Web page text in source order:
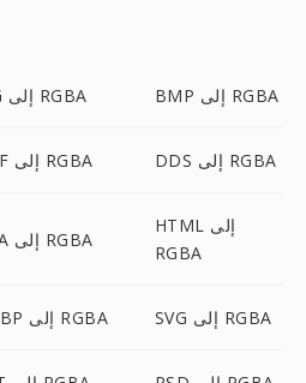
JPG إلى RGBA BMP إلى RGBA
PDF إلى RGBA DDS إلى RGBA
TGA إلى RGBA
HTML إلى
RGBA
WEBP إلى RGBA SVG إلى RGBA